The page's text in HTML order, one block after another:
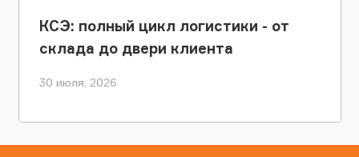
КСЭ: полный цикл логистики - от
склада до двери клиента
30 июля, 2026